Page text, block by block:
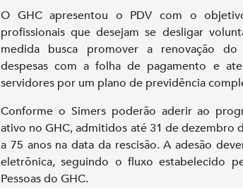
O GHC apresentou o PDV com o
profissionais que desejam se desligar
medida busca promover a renovação
despesas com a folha de pagamento e
servidores por um plano de previdência
Conforme o Simers poderão aderir ao
ativo no GHC, admitidos até 31 de dezembro
a 75 anos na data da rescisão. A adesão
eletrônica, seguindo o fluxo estabelecido
Pessoas do GHC.